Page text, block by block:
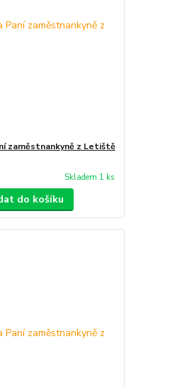
zaměstnankyně z Letiště
Skladem 1 ks
do košíku